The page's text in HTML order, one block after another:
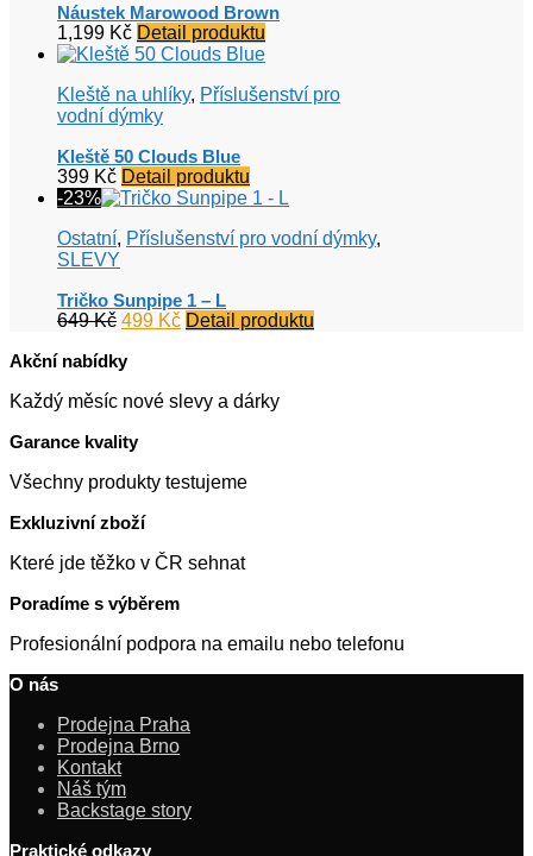
Náustek Marowood Brown
1,199 Kč Detail produktu
Kleště na uhlíky, Příslušenství pro
vodní dýmky
Kleště 50 Clouds Blue
399 Kč Detail produktu
-23%
Ostatní, Příslušenství pro vodní dýmky,
SLEVY
Tričko Sunpipe 1 – L
649Kč Původní
byla:
499 KčAktuální
Detail produktu
Akční nabídky
Každý měsíc nové slevy a dárky
Garance kvality
Všechny produkty testujeme
Exkluzivní zboží
Které jde těžko v ČR sehnat
Poradíme s výběrem
Profesionální podpora na emailu nebo telefonu
O nás
Prodejna Praha
Prodejna Brno
Kontakt
Náš tým
Backstage story
Praktické odkazy